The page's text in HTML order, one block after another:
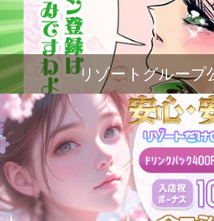
リゾートグループ